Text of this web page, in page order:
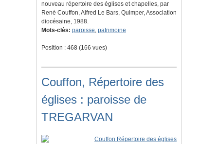
nouveau répertoire des églises et chapelles, par
René Couffon, Alfred Le Bars, Quimper, Association
diocésaine, 1988.
Mots-clés: paroisse, patrimoine
Position : 468 (166 vues)
Couffon, Répertoire des
églises : paroisse de
TREGARVAN